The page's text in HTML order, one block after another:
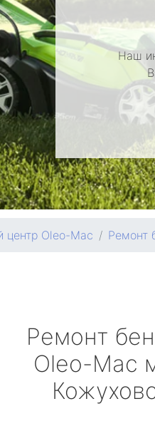
Наш
центр Oleo-Mac Ремонт
Ремонт
Oleo-Mac